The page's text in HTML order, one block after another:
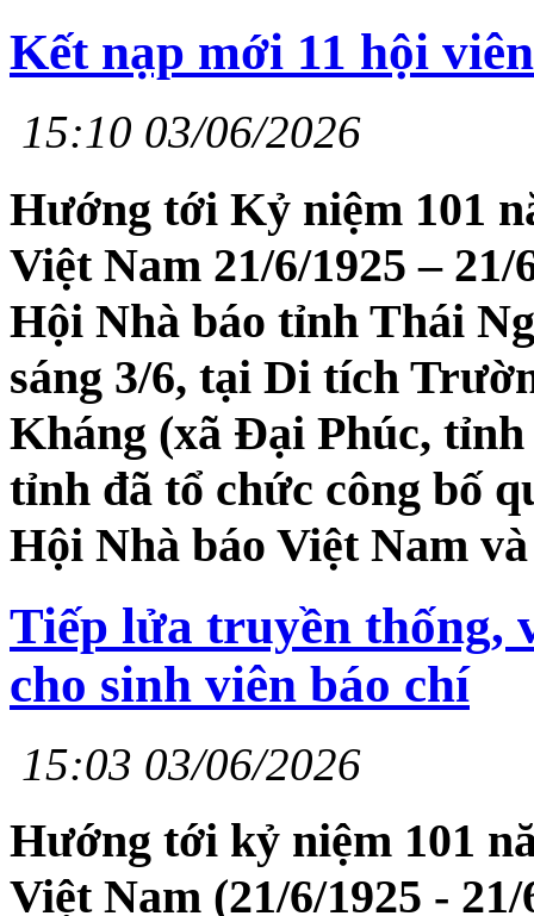
Kết nạp mới 11 hội
15:10 03/06/2026
Hướng tới Kỷ niệm 101
Việt Nam 21/6/1925 –
Hội Nhà báo tỉnh Thái
sáng 3/6, tại Di tích
Kháng (xã Đại Phúc,
tỉnh đã tổ chức công bố
Hội Nhà báo Việt Nam
Tiếp lửa truyền thống,
cho sinh viên báo chí
15:03 03/06/2026
Hướng tới kỷ niệm 101
Việt Nam (21/6/1925 -